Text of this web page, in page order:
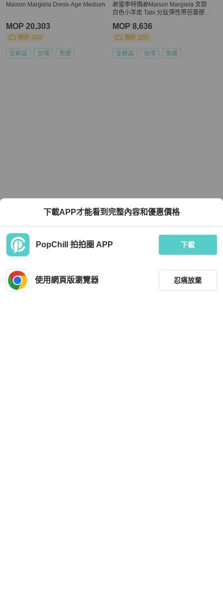
Maison Margiela Dress-Age Medium
MOP 20,303
現折 200
全新品 台灣 免運
🎁當季特價🎁Maison Margiela 女款
白色小羊皮 Tabi 分趾彈性帶芭蕾穆勒
MOP 8,636
現折 200
全新品 台灣 免運
下載APP才能看到完整內容和優惠價格
PopChill 拍拍圈 APP 下載
使用網頁版瀏覽器 忍痛放棄